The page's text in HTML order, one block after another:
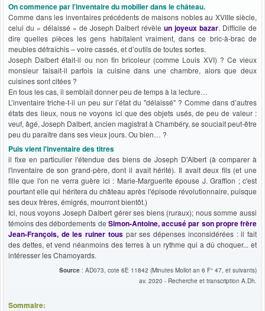
On commence par l'inventaire du mobilier dans le château.
Comme dans les inventaires précédents de maisons nobles au XVIIIe siècle,
celui du « délaissé » de Joseph Dalbert révèleun joyeux bazar. Difficile de
dire quelles pièces les gens habitaient vraiment, dans ce bric-à-brac de
meubles défraîchis – voire cassés, et d’outils de toutes sortes.
Joseph Dalbert était-il ou non fin bricoleur (comme Louis XVI) ? Ce vieux
monsieur faisait-il parfois la cuisine dans une chambre, alors que deux
cuisines sont citées ?
En tous les cas, il semblait donner peu de temps à la lecture…
L’inventaire triche-t-il un peu sur l’état du "délaissé" ? Comme dans d’autres
états des lieux, nous ne voyons ici que des objets usés, de peu de valeur :
veuf, âgé, Joseph Dalbert, ancien magistrat à Chambéry, se souciait peut-être
peu du paraître dans ses vieux jours. Ou bien… ?
Puis vient l'inventaire des titres
il fixe en particulier l'étendue des biens de Joseph D'Albert (à comparer à
l'inventaire de son grand-père, dont il avait hérité). Il avait deux fils (et une
fille que l'on ne verra guère ici : Marie-Marguerite épouse J. Graffion ; c'est
pourtant elle qui héritera du château après l'épisode révolutionnaire, puisque
ses deux frères, émigrés, mourront bientôt.)
Ici, nous voyons Joseph Dalbert gérer ses biens (ruraux); nous somme aussi
témoins des débordements de Simon-Antoine, accusé par son propre frère
Jean-François, de les ruiner touspar ses dépenses inconsidérées : il fait
des dettes, et vend néanmoins des terres à un rythme qui a dû choquer... et
intéresser les Chamoyards.
Source : AD073, cote 6E 11842 (Minutes Mollot an 6 F° 47, et suivants)
av. 2020 - Recherche et transcription A.Dh.
Sommaire: